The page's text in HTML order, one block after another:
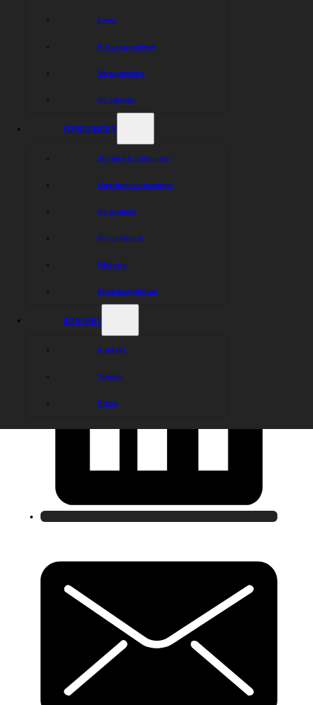
Event
Prova speedway
Våra partners
Bli partner
FÖRENINGEN
Styrelse & dokument
Ungdomsverksamhet
Bli medlem
Bli funktionär
Historia
Speedwayskolan
KONTAKT
Kontakt
Arenan
Press